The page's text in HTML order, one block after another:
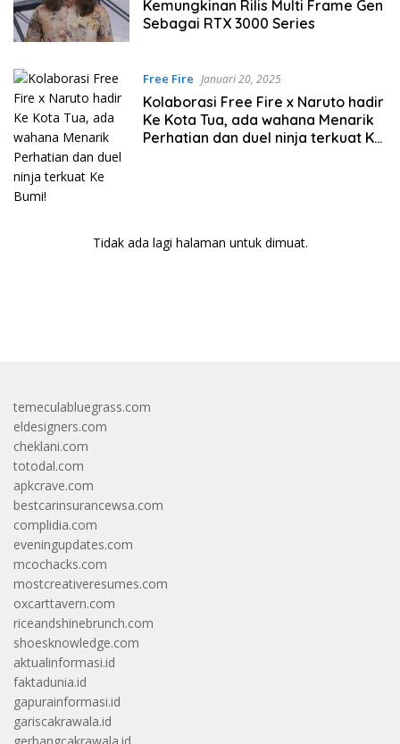
Kemungkinan Rilis Multi Frame Gen
Sebagai RTX 3000 Series
Free Fire Januari 20, 2025
Kolaborasi Free Fire x Naruto hadir
Ke Kota Tua, ada wahana Menarik
Perhatian dan duel ninja terkuat Ke
Tidak ada lagi halaman untuk dimuat.
temeculabluegrass.com
eldesigners.com
cheklani.com
totodal.com
apkcrave.com
bestcarinsurancewsa.com
complidia.com
eveningupdates.com
mcochacks.com
mostcreativeresumes.com
oxcarttavern.com
riceandshinebrunch.com
shoesknowledge.com
aktualinformasi.id
faktadunia.id
gapurainformasi.id
gariscakrawala.id